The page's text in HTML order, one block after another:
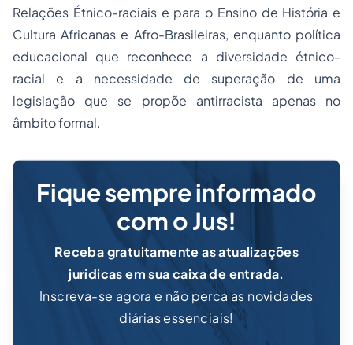
Relações Étnico-raciais e para o Ensino de História e
Cultura Africanas e Afro-Brasileiras, enquanto política
educacional que reconhece a diversidade étnico-
racial e a necessidade de superação de uma
legislação que se propõe antirracista apenas no
âmbito formal.
Fique sempre informado
com o Jus!
Receba gratuitamente as atualizações
jurídicas em sua caixa de entrada.
Inscreva-se agora e não perca as novidades
diárias essenciais!